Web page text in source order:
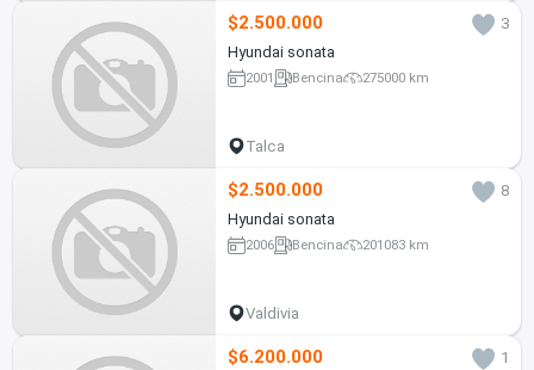
$2.500.000
3
Hyundai sonata
2001 Bencina 275000 km
Talca
$2.500.000
8
Hyundai sonata
2006 Bencina 201083 km
Valdivia
$6.200.000
1